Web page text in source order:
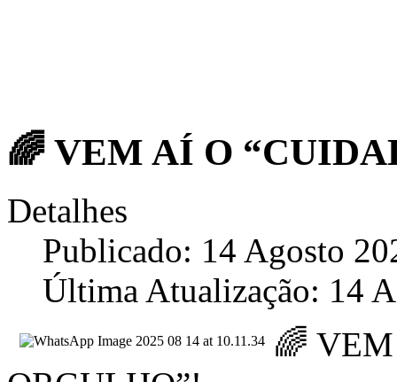
🌈 VEM AÍ O
Detalhes
Publicado: 14 Agosto
Última Atualização: 14
🌈